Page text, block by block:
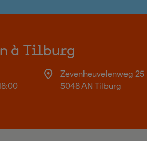
à Tilburg
Zevenheuvelenweg 25
5048 AN Tilburg